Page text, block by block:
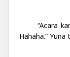
“Acara
Hahaha.” Yuna